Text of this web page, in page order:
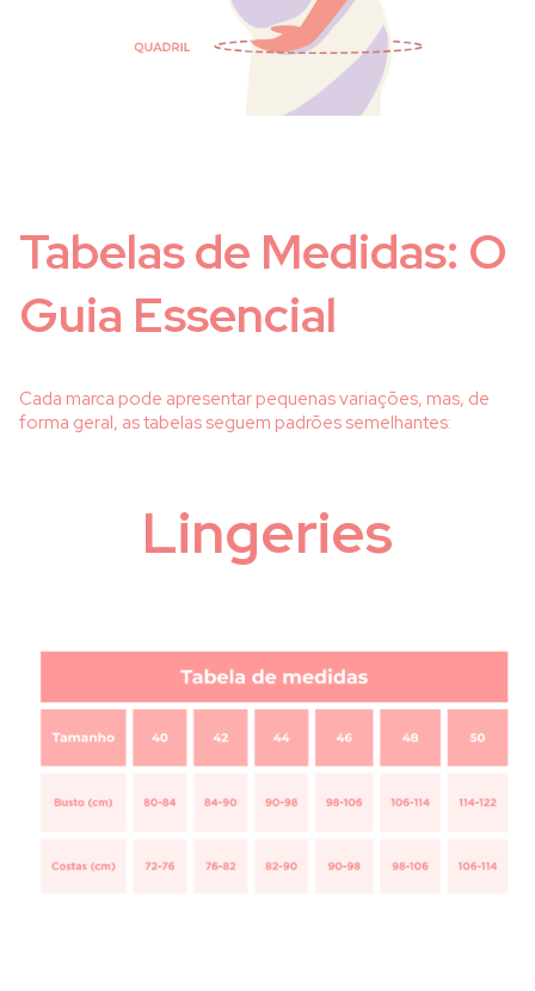
Tabelas de Medidas: O
Guia Essencial
Cada marca pode apresentar pequenas variações, mas, de
forma geral, as tabelas seguem padrões semelhantes:
Lingeries